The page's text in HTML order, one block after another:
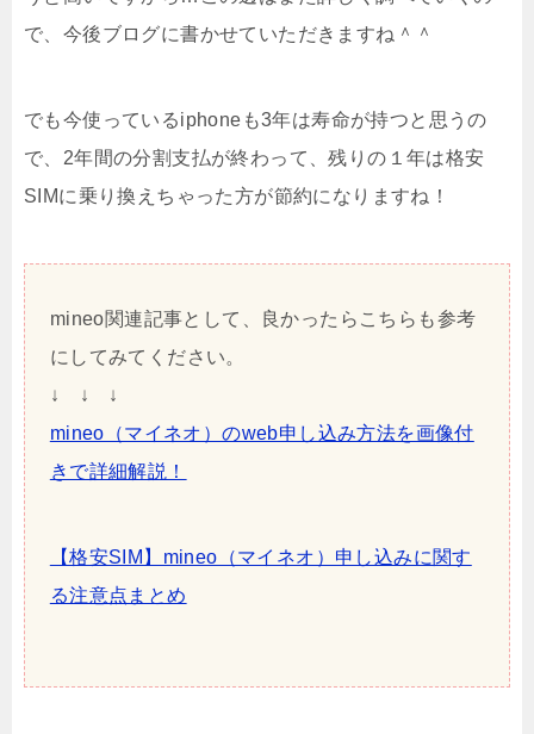
で、今後ブログに書かせていただきますね＾＾
でも今使っているiphoneも3年は寿命が持つと思うの
で、2年間の分割支払が終わって、残りの１年は格安
SIMに乗り換えちゃった方が節約になりますね！
mineo関連記事として、良かったらこちらも参考
にしてみてください。
↓ ↓ ↓
mineo（マイネオ）のweb申し込み方法を画像付
きで詳細解説！
【格安SIM】mineo（マイネオ）申し込みに関す
る注意点まとめ